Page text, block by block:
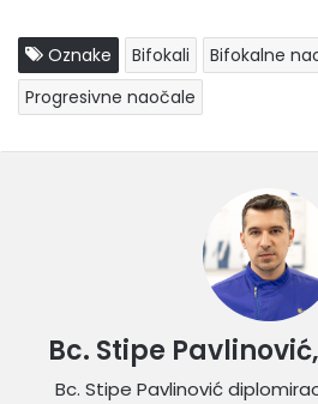
Oznake Bifokali
Bifokalne
Progresivne naočale
Bc. Stipe
Bc. Stipe Pavlinović